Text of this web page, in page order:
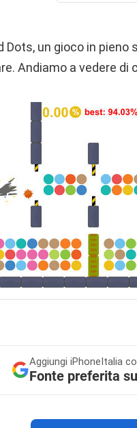
Dots, un gioco in
Andiamo a vedere
Aggiungi iPhoneItalia
Fonte preferita